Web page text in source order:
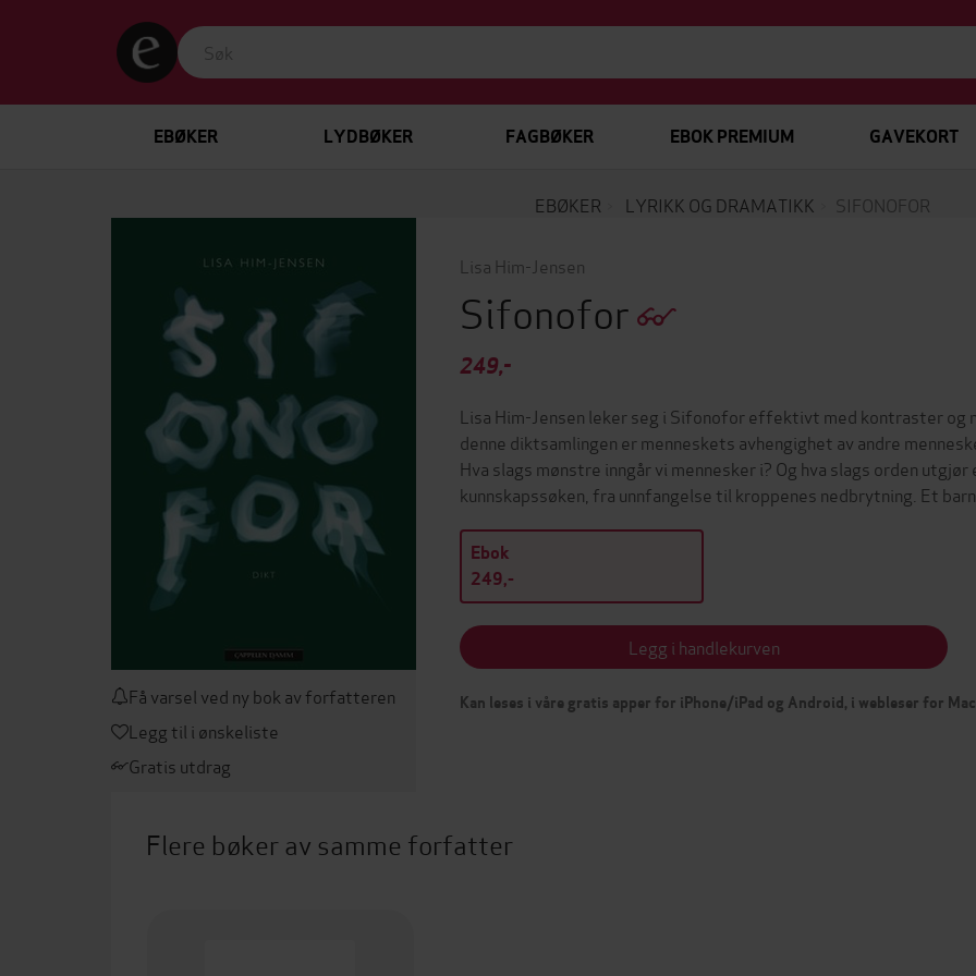
EBØKER LYDBØKER FAGBØKER EBOK PREMIUM GAVEKORT
EBØKER LYRIKK OG DRAMATIKK SIFONOFOR
Få varsel ved ny bok av forfatteren
Legg til i ønskeliste
Gratis utdrag
Lisa Him-Jensen
Sifonofor
249,-
Lisa Him-Jensen leker seg i Sifonofor effektivt med kontraster og
denne diktsamlingen er menneskets avhengighet av andre
Hva slags mønstre inngår vi mennesker i? Og hva slags orden
kunnskapssøken, fra unnfangelse til kroppenes nedbrytning. Et
Ebok
249,-
Legg i handlekurven
Kan leses i våre gratis apper for iPhone/iPad og Android, i webleser for
Flere bøker av samme forfatter